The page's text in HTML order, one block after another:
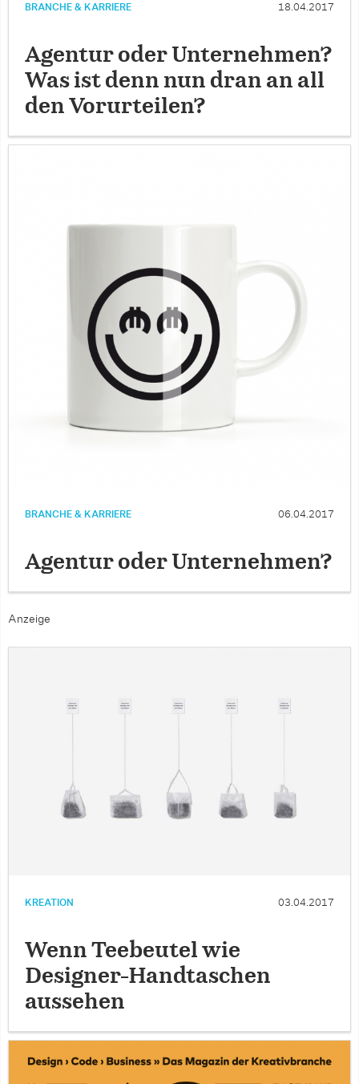
BRANCHE & KARRIERE 18.04.2017
Agentur oder Unternehmen?
Was ist denn nun dran an all
den Vorurteilen?
BRANCHE & KARRIERE 06.04.2017
Agentur oder Unternehmen?
Anzeige
KREATION 03.04.2017
Wenn Teebeutel wie
Designer-Handtaschen
aussehen